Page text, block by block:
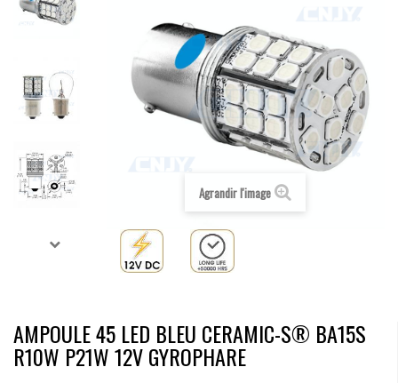
Agrandir l'image
AMPOULE 45 LED BLEU CERAMIC-S® BA15S
R10W P21W 12V GYROPHARE